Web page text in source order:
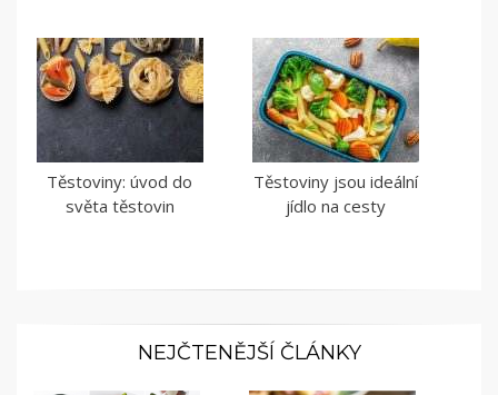
Těstoviny: úvod do
světa těstovin
Těstoviny jsou ideální
jídlo na cesty
NEJČTENĚJŠÍ ČLÁNKY